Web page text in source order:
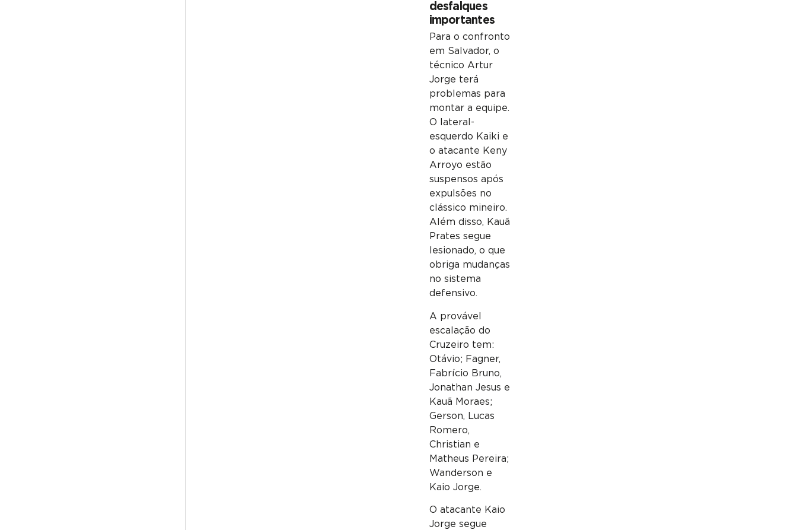
desfalques
importantes
Para o confronto
em Salvador, o
técnico Artur
Jorge terá
problemas para
montar a equipe.
O lateral-
esquerdo Kaiki e
o atacante Keny
Arroyo estão
suspensos após
expulsões no
clássico mineiro.
Além disso, Kauã
Prates segue
lesionado, o que
obriga mudanças
no sistema
defensivo.
A provável
escalação do
Cruzeiro tem:
Otávio; Fagner,
Fabrício Bruno,
Jonathan Jesus e
Kauã Moraes;
Gerson, Lucas
Romero,
Christian e
Matheus Pereira;
Wanderson e
Kaio Jorge.
O atacante Kaio
Jorge segue